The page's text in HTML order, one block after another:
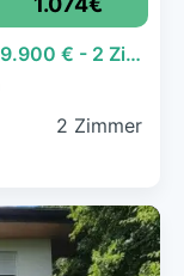
Wohnung zum Kauf - Peuerbach - 69.900 € - 2 Zimmer, 65,1 m²
2 Zimmer